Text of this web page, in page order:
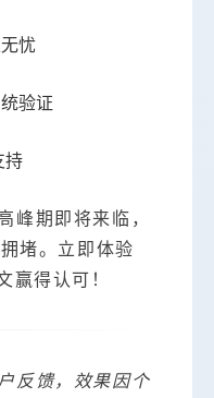
忧
验证
持
峰期即将来临，
堵。立即体验
赢得认可！
反馈，效果因个